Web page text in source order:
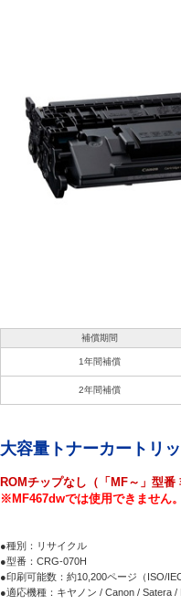
補償期間
1年間補償
2年間補償
大容量トナーカートリ
ROMチップなし（「MF～」型
※MF467dwでは使用できません
●種別：リサイクル
●型番：CRG-070H
●印刷可能数：約10,200ページ（ISO/
●適応機種：キヤノン / Canon / Satera /